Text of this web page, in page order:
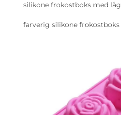
silikone frokostboks med låg
farverig silikone frokostboks